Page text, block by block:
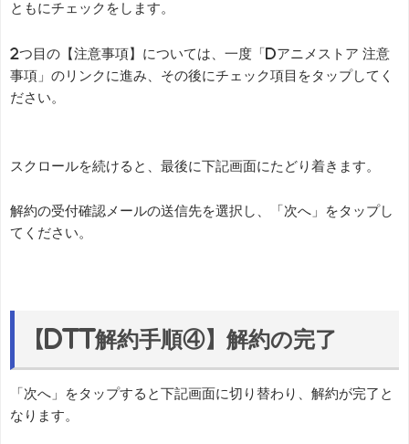
ともにチェックをします。
2つ目の【注意事項】については、一度「dアニメストア 注意
事項」のリンクに進み、その後にチェック項目をタップしてく
ださい。
スクロールを続けると、最後に下記画面にたどり着きます。
解約の受付確認メールの送信先を選択し、「次へ」をタップし
てください。
【dTT解約手順④】解約の完了
「次へ」をタップすると下記画面に切り替わり、解約が完了と
なります。